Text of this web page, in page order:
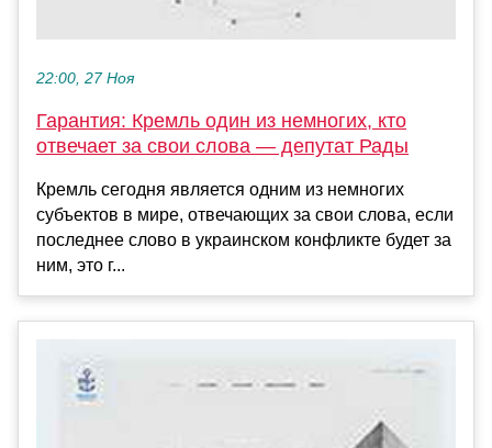
22:00, 27 Ноя
Гарантия: Кремль один из немногих, кто
отвечает за свои слова — депутат Рады
Кремль сегодня является одним из немногих
субъектов в мире, отвечающих за свои слова, если
последнее слово в украинском конфликте будет за
ним, это г...